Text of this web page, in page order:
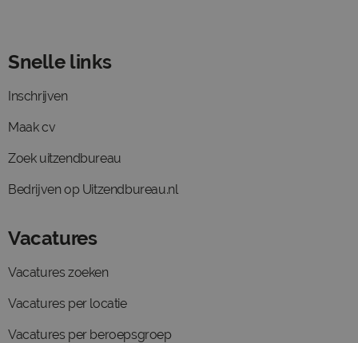
Snelle links
Inschrijven
Maak cv
Zoek uitzendbureau
Bedrijven op Uitzendbureau.nl
Vacatures
Vacatures zoeken
Vacatures per locatie
Vacatures per beroepsgroep